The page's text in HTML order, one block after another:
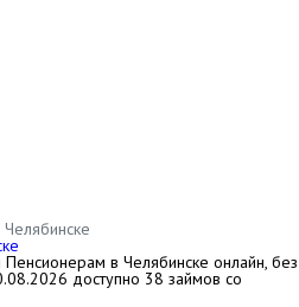
в Челябинске онлайн, без
доступно 38 займов со